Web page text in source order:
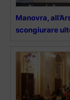
Manovra,
scongiurare